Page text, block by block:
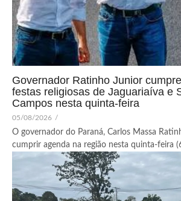
Governador Ratinho Junior
festas religiosas de Jaguariaíva e
Campos nesta quinta-feira
05/08/2026 /
O governador do Paraná, Carlos Massa
cumprir agenda na região nesta quinta-feira